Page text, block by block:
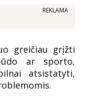
REKLAMA
greičiau grįžti
ar sporto,
atsistatyti,